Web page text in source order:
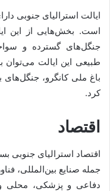
ایالت استرالیای جنوبی
است. بخش‌هایی از این
جنگل‌های گسترده و
طبیعی این ایالت می‌توان
باغ ملی کانگرو،
کرد.
اقتصاد
اقتصاد استرالیای جنوبی
جمله صنایع بین‌المللی،
دفاعی و پزشکی، محلی